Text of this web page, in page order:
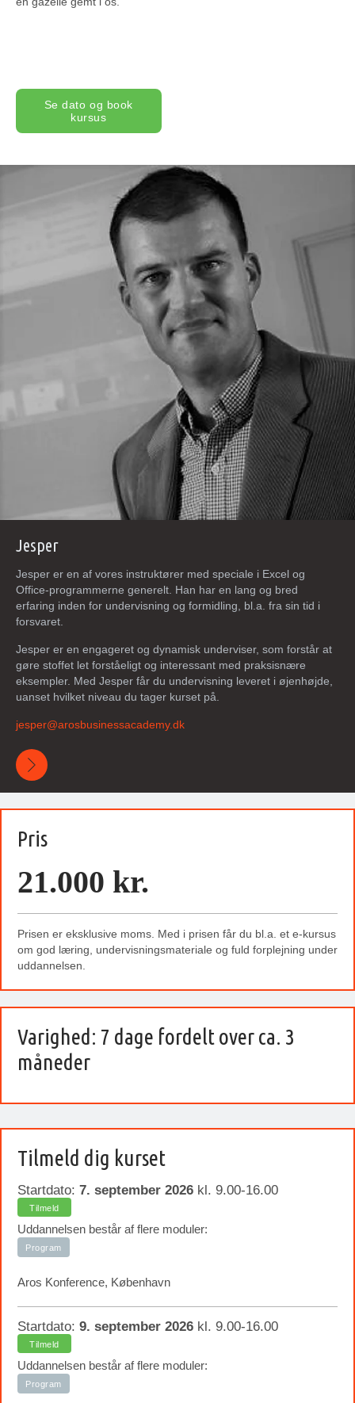
Se dato og book
kursus
Jesper
Jesper er en af vores instruktører med speciale i Excel og
Office-programmerne generelt. Han har en lang og bred
erfaring inden for undervisning og formidling, bl.a. fra sin tid i
forsvaret.
Jesper er en engageret og dynamisk underviser, som forstår at
gøre stoffet let forståeligt og interessant med praksisnære
eksempler. Med Jesper får du undervisning leveret i øjenhøjde,
uanset hvilket niveau du tager kurset på.
jesper@arosbusinessacademy.dk
Pris
21.000 kr.
Prisen er eksklusive moms. Med i prisen får du bl.a. et e-kursus
om god læring, undervisningsmateriale og fuld forplejning under
uddannelsen.
Varighed: 7 dage fordelt over ca. 3
måneder
Tilmeld dig kurset
Startdato: 7. september 2026 kl. 9.00-16.00
Tilmeld
Uddannelsen består af flere moduler:
Program
Aros Konference, København
Startdato: 9. september 2026 kl. 9.00-16.00
Tilmeld
Uddannelsen består af flere moduler:
Program